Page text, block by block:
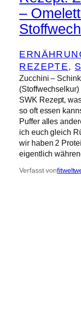
–
REZEPTE,
Zucchini –
SWK Rezept,
so oft essen
Puffer alles
ich euch gleich
wir haben 2
eigentlich
Verfasst von